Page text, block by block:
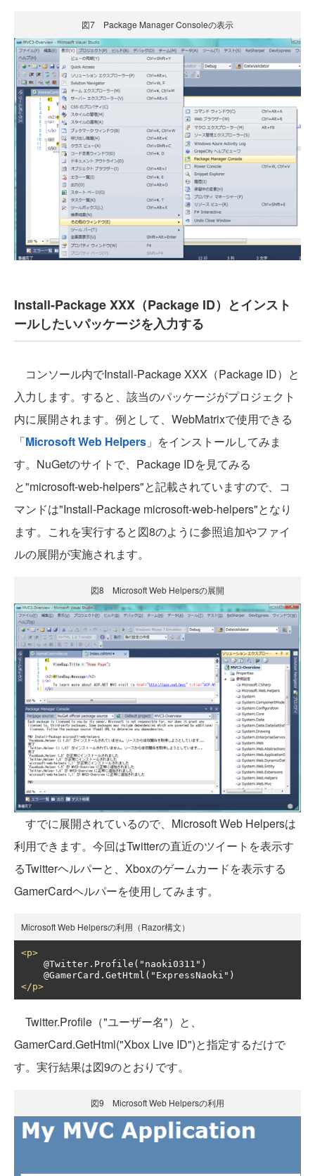
図7 Package Manager Consoleの表示
Install-Package XXX（Package ID）とインスト
ールしたいパッケージを入力する
コンソール内でInstall-Package XXX（Package ID）と
入力します。すると、該当のパッケージがプロジェクト
内に展開されます。例として、WebMatrixで使用できる
「Microsoft Web Helpers 」をインストールしてみま
す。NuGetのサイトで、Package IDを見てみる
と"microsoft-web-helpers"と記載されていますので、コ
マンドは"Install-Package microsoft-web-helpers"となり
ます。これを実行すると図8のように参照追加やファイ
ルの展開が実施されます。
図8 Microsoft Web Helpersの展開
すでに展開されているので、Microsoft Web Helpersは
利用できます。今回はTwitterの直近のツイートを表示す
るTwitterヘルパーと、Xboxのゲームカードを表示する
GamerCardヘルパーを使用してみます。
Microsoft Web Helpersの利用（Razor構文）
<p>
</p>
Twitter.Profile（"ユーザー名"）と、
GamerCard.GetHtml("Xbox Live ID")と指定するだけで
す。実行結果は図9のとおりです。
図9 Microsoft Web Helpersの利用